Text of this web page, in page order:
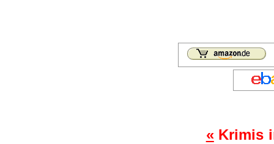
«Krimis